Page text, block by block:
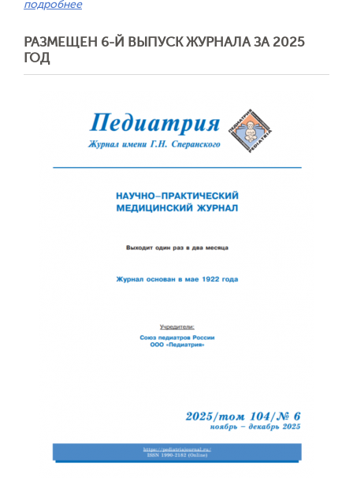
подробнее
РАЗМЕЩЕН 6-Й ВЫПУСК ЖУРНАЛА ЗА 2025
ГОД